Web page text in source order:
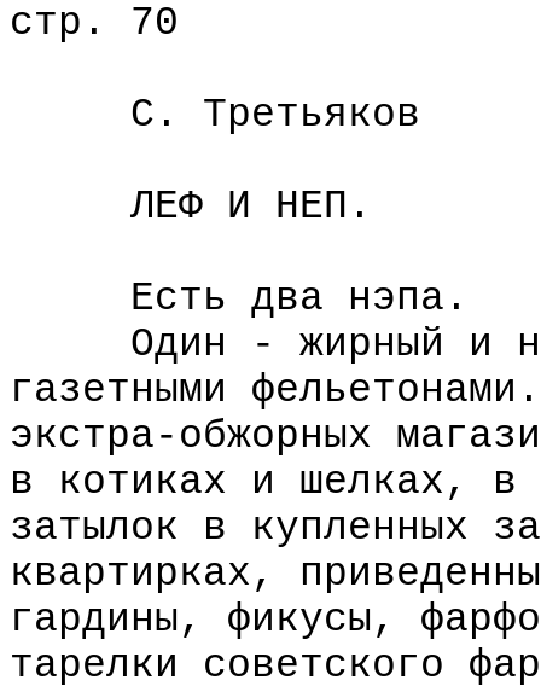
стр. 70
С. Третьяков
ЛЕФ И НЕП.
Есть два нэпа.
Один - жирный и
газетными
экстра-обжорных
в котиках и шелках, в
затылок в купленных
квартирках,
гардины, фикусы,
тарелки советского